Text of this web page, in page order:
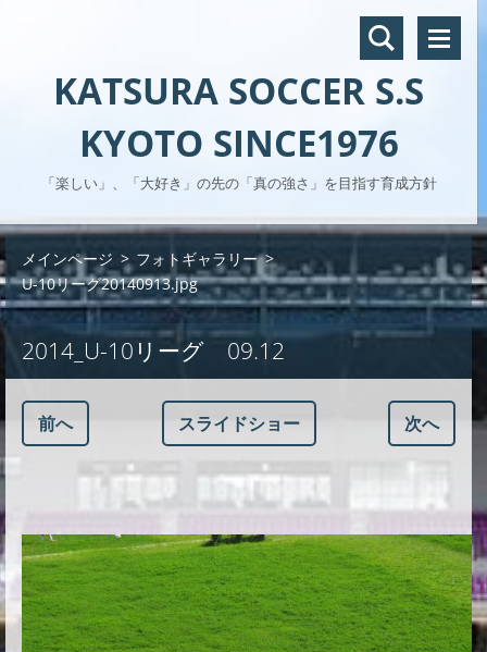
KATSURA SOCCER S.S
KYOTO SINCE1976
「楽しい」、「大好き」の先の「真の強さ」を目指す育成方針
メインページ > フォトギャラリー >
U-10リーグ20140913.jpg
2014_U-10リーグ 09.12
前へ スライドショー 次へ